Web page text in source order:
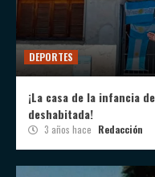
DEPORTES
¡La casa de la infancia
deshabitada!
3 años hace Redacción